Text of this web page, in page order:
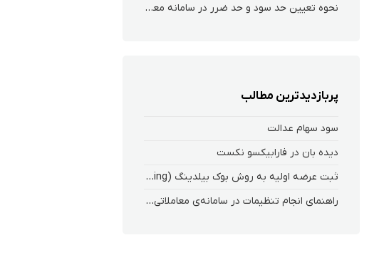
نحوه تعیین حد سود و حد ضرر در سامانه معاملاتی کارگزاری فارابی
پربازدیدترین مطالب
سود سهام عدالت
دیده بان در فارابیکسو نکست
ثبت عرضه اولیه به روش بوک بیلدینگ (Book Building) در کارگزاری فارابی
راهنمای انجام تنظیمات در سامانه‌ی معاملاتی ریواس